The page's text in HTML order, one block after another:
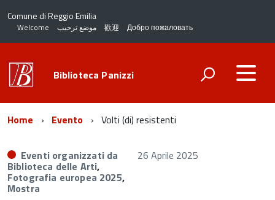
Comune di Reggio Emilia
Welcome موضع ترحيب 歡迎 Добро пожаловать
Biblioteca Panizzi
Home Evento Volti (di) resistenti
Eventi organizzati da
Biblioteca delle Arti,
Fotografia europea 2025,
Mostra
26 Aprile 2025